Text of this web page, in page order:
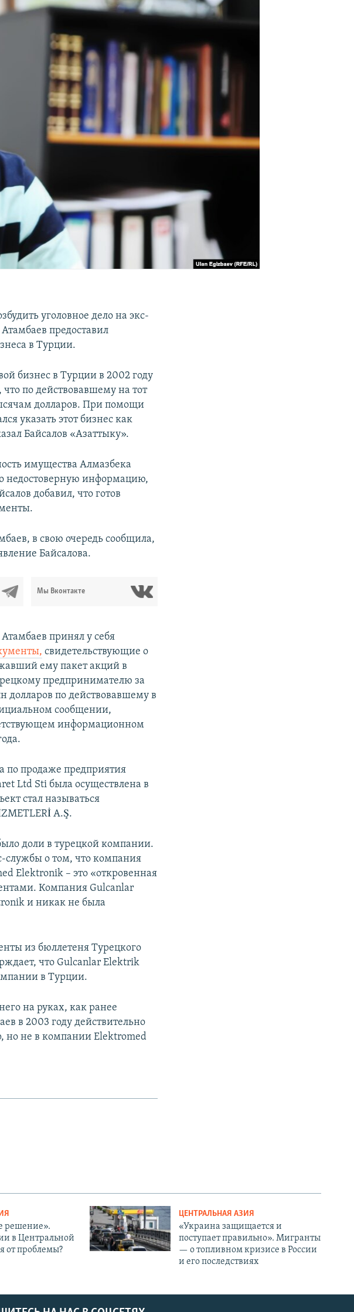
уголовное дело на экс-
предоставил
в Турции.
бизнес в Турции в 2002 году
по действовавшему на тот
долларов. При помощи
указать этот бизнес как
Байсалов «Азаттыку».
имущества Алмазбека
недостоверную информацию,
добавил, что готов
в свою очередь сообщила,
Байсалова.
Мы Вконтакте
принял у себя
свидетельствующие о
ему пакет акций в
предпринимателю за
долларов по действовавшему в
сообщении,
информационном
по продаже предприятия
Ltd Sti была осуществлена в
стал называться
A.Ş.
доли в турецкой компании.
службы о том, что компания
Elektronik – это «откровенная
Компания Gulcanlar
и никак не была
из бюллетеня Турецкого
что Gulcanlar Elektrik
в Турции.
на руках, как ранее
в 2003 году действительно
но не в компании Elektromed
решение».
в Центральной
от проблемы?
ЦЕНТРАЛЬНАЯ АЗИЯ
«Украина защищается и
поступает правильно». Мигранты
— о топливном кризисе в России
и его последствиях